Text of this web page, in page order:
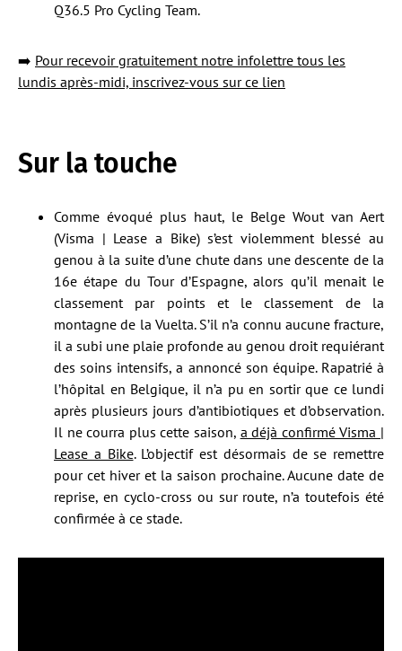
Q36.5 Pro Cycling Team.
➡️ Pour recevoir gratuitement notre infolettre tous les
lundis après-midi, inscrivez-vous sur ce lien
Sur la touche
Comme évoqué plus haut, le Belge Wout van Aert
(Visma | Lease a Bike) s’est violemment blessé au
genou à la suite d’une chute dans une descente de la
16e étape du Tour d’Espagne, alors qu’il menait le
classement par points et le classement de la
montagne de la Vuelta. S’il n’a connu aucune fracture,
il a subi une plaie profonde au genou droit requiérant
des soins intensifs, a annoncé son équipe. Rapatrié à
l’hôpital en Belgique, il n’a pu en sortir que ce lundi
après plusieurs jours d’antibiotiques et d’observation.
Il ne courra plus cette saison, a déjà confirmé Visma |
Lease a Bike. L’objectif est désormais de se remettre
pour cet hiver et la saison prochaine. Aucune date de
reprise, en cyclo-cross ou sur route, n’a toutefois été
confirmée à ce stade.